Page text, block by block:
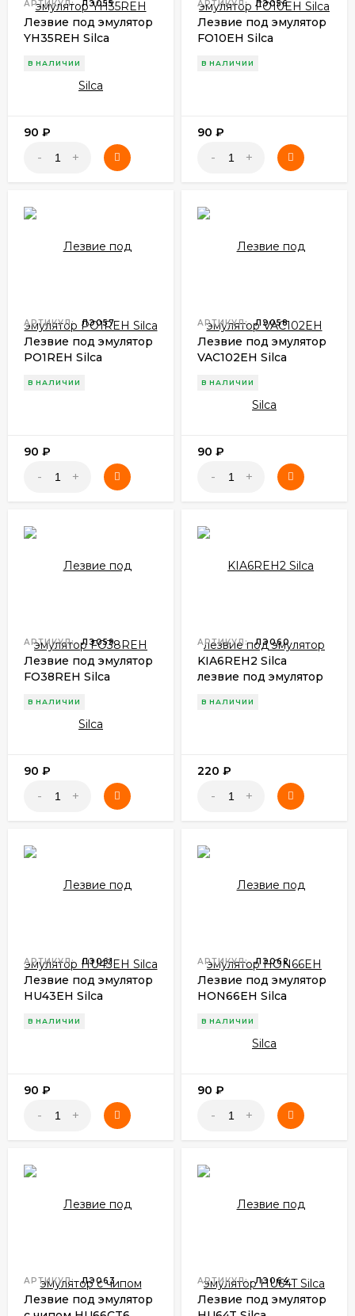
АРТИКУЛ: ЛЭ055
Лезвие под эмулятор
YH35REH Silca
В НАЛИЧИИ
90 ₽
- +
АРТИКУЛ: ЛЭ056
Лезвие под эмулятор
FO10EH Silca
В НАЛИЧИИ
90 ₽
- +
АРТИКУЛ: ЛЭ057
Лезвие под эмулятор
PO1REH Silca
В НАЛИЧИИ
90 ₽
- +
АРТИКУЛ: ЛЭ058
Лезвие под эмулятор
VAC102EH Silca
В НАЛИЧИИ
90 ₽
- +
АРТИКУЛ: ЛЭ059
Лезвие под эмулятор
FO38REH Silca
В НАЛИЧИИ
90 ₽
- +
АРТИКУЛ: ЛЭ060
KIA6REH2 Silca
лезвие под эмулятор
В НАЛИЧИИ
220 ₽
- +
АРТИКУЛ: ЛЭ061
Лезвие под эмулятор
HU43EH Silca
В НАЛИЧИИ
90 ₽
- +
АРТИКУЛ: ЛЭ062
Лезвие под эмулятор
HON66EH Silca
В НАЛИЧИИ
90 ₽
- +
АРТИКУЛ: ЛЭ063
Лезвие под эмулятор
АРТИКУЛ: ЛЭ064
Лезвие под эмулятор